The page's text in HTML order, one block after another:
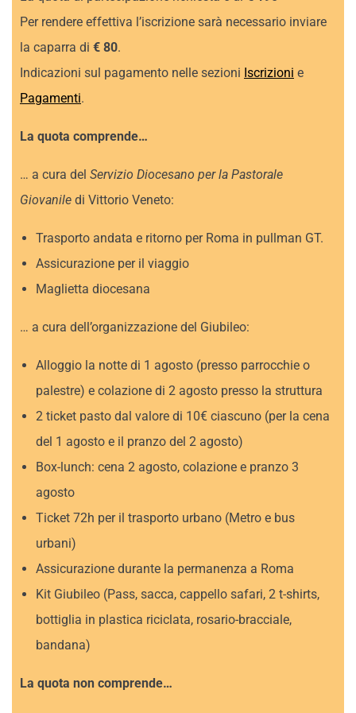
Per rendere effettiva l’iscrizione sarà necessario inviare
la caparra di € 80.
Indicazioni sul pagamento nelle sezioni Iscrizioni e
Pagamenti.
La quota comprende…
… a cura del Servizio Diocesano per la Pastorale
Giovanile di Vittorio Veneto:
Trasporto andata e ritorno per Roma in pullman GT.
Assicurazione per il viaggio
Maglietta diocesana
… a cura dell’organizzazione del Giubileo:
Alloggio la notte di 1 agosto (presso parrocchie o
palestre) e colazione di 2 agosto presso la struttura
2 ticket pasto dal valore di 10€ ciascuno (per la cena
del 1 agosto e il pranzo del 2 agosto)
Box-lunch: cena 2 agosto, colazione e pranzo 3
agosto
Ticket 72h per il trasporto urbano (Metro e bus
urbani)
Assicurazione durante la permanenza a Roma
Kit Giubileo (Pass, sacca, cappello safari, 2 t-shirts,
bottiglia in plastica riciclata, rosario-bracciale,
bandana)
La quota non comprende…